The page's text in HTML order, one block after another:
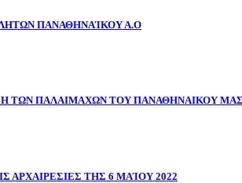
ΠΑΝΑΘΗΝΑΊΚΟΥ Α.Ο
ΤΩΝ ΠΑΛΑΙΜΑΧΩΝ ΤΟΥ ΠΑΝΑΘΗΝΑΙΚΟΥ ΜΑΣ
ΑΡΧΑΙΡΕΣΙΕΣ ΤΗΣ 6 ΜΑΊΟΥ 2022